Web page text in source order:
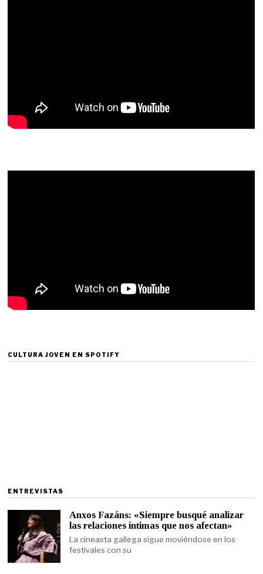
CULTURA JOVEN EN SPOTIFY
ENTREVISTAS
Anxos Fazáns: «Siempre busqué analizar
las relaciones íntimas que nos afectan»
La cineasta gallega sigue moviéndose en los
festivales con su